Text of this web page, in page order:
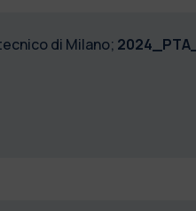
di Milano;